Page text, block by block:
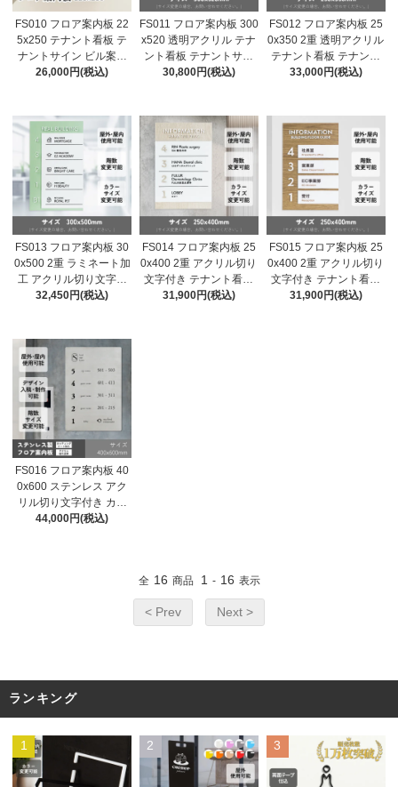
FS010 フロア案内板 22
5x250 テナント看板 テ
ナントサイン ビル案内
板 注文製作 アクリル 看
26,000円(税込)
FS011 フロア案内板 300
x520 透明アクリル テナ
ント看板 テナントサイ
ン ビル案内板 注文製作
30,800円(税込)
FS012 フロア案内板 25
0x350 2重 透明アクリル
テナント看板 テナント
サイン ビル案内板 注文
33,000円(税込)
FS013 フロア案内板 30
0x500 2重 ラミネート加
工 アクリル切り文字付
き テナント看板 テナン
32,450円(税込)
FS014 フロア案内板 25
0x400 2重 アクリル切り
文字付き テナント看板
テナントサイン ビル案
31,900円(税込)
FS015 フロア案内板 25
0x400 2重 アクリル切り
文字付き テナント看板
テナントサイン ビル案
31,900円(税込)
FS016 フロア案内板 40
0x600 ステンレス アク
リル切り文字付き カッ
ティングシート加工 テ
44,000円(税込)
全 16 商品 1 - 16 表示
< Prev Next >
ランキング
1 2 3